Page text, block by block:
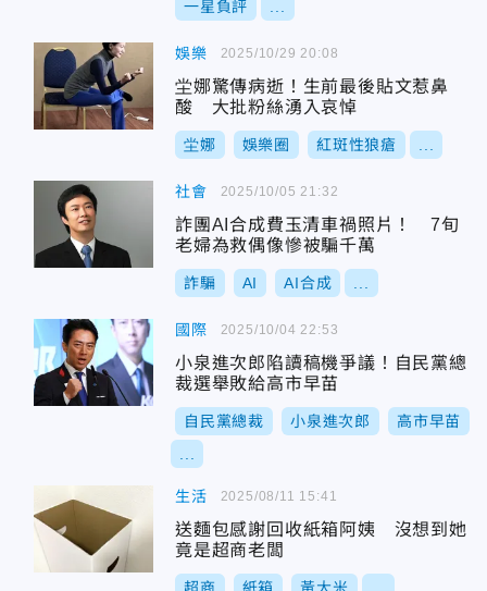
一星負評
娛樂
坣娜驚傳病逝！生前最後貼文惹鼻
酸 大批粉絲湧入哀悼
坣娜 娛樂圈 紅斑性狼瘡
2025/10/29 20:08
社會
詐團AI合成費玉清車禍照片！ 7旬
老婦為救偶像慘被騙千萬
詐騙 AI AI合成
2025/10/05 21:32
國際
小泉進次郎陷讀稿機爭議！自民黨總
裁選舉敗給高市早苗
自民黨總裁 小泉進次郎 高市早苗
2025/10/04 22:53
生活
送麵包感謝回收紙箱阿姨 沒想到她
竟是超商老闆
2025/08/11 15:41